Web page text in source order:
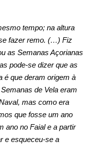
tempo; na altura
fazer remo. (…) Fiz
as Semanas Açorianas
pode-se dizer que as
é que deram origem à
de Vela eram
mas como era
que fosse um ano
ano no Faial e a partir
e esqueceu-se a